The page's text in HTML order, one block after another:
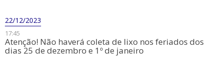
22/12/2023
17:45
Atenção! Não haverá coleta de lixo nos feriados dos
dias 25 de dezembro e 1º de janeiro